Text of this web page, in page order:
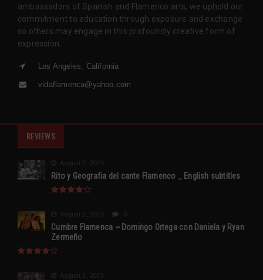
ambassadors of Spanish and Flamenco arts, we uphold our
commitment to education through exposure and exchange
so others may engage in this profoundly creative form of
expression.
Los Angeles, California
vidaflamenca@yahoo.com
REVIEWS
August 2, 2015
Rito y Geografia del cante Flamenco _ English subtitles
August 2, 2015
Cumbre Flamenca ~ Domingo Ortega con Daniela y Ryan
Zermeño
August 2, 2015